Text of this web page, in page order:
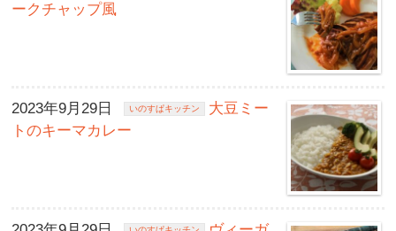
ークチャップ風
2023年9月29日 いのすぱキッチン
大豆ミー
トのキーマカレー